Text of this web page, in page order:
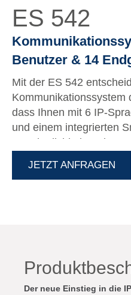
ES 542
Benutzer & 14
Mit der ES 542
Kommunikationssystem
dass Ihnen mit 6 IP-
und einem integrierten
Annehmlichkeiten der
JETZT ANFRAGEN
Der neue Einstieg in die